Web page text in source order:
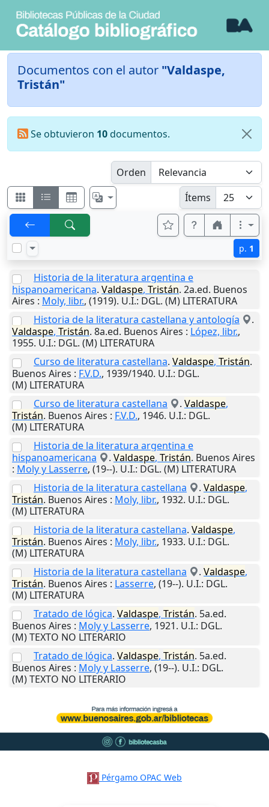
Documentos con el autor "Valdaspe,
Tristán"
Se obtuvieron 10documentos.
Orden
Ítems
p. 1
Historia de la literatura argentina e
hispanoamericana. Valdaspe, Tristán. 2a.ed. Buenos
Aires : Moly, libr., (1919). U.I.: DGL. (M) LITERATURA
Historia de la literatura castellana y antología
.
Valdaspe, Tristán. 8a.ed. Buenos Aires : López, libr.,
1955. U.I.: DGL. (M) LITERATURA
Curso de literatura castellana. Valdaspe, Tristán.
Buenos Aires : F.V.D., 1939/1940. U.I.: DGL.
(M) LITERATURA
Curso de literatura castellana
. Valdaspe,
Tristán. Buenos Aires : F.V.D., 1946. U.I.: DGL.
(M) LITERATURA
Historia de la literatura argentina e
hispanoamericana
. Valdaspe, Tristán. Buenos Aires
: Moly y Lasserre, (19--). U.I.: DGL. (M) LITERATURA
Historia de la literatura castellana
. Valdaspe,
Tristán. Buenos Aires : Moly, libr., 1932. U.I.: DGL.
(M) LITERATURA
Historia de la literatura castellana. Valdaspe,
Tristán. Buenos Aires : Moly, libr., 1933. U.I.: DGL.
(M) LITERATURA
Historia de la literatura castellana
. Valdaspe,
Tristán. Buenos Aires : Lasserre, (19--). U.I.: DGL.
(M) LITERATURA
Tratado de lógica. Valdaspe, Tristán. 5a.ed.
Buenos Aires : Moly y Lasserre, 1921. U.I.: DGL.
(M) TEXTO NO LITERARIO
Tratado de lógica. Valdaspe, Tristán. 5a.ed.
Buenos Aires : Moly y Lasserre, (19--). U.I.: DGL.
(M) TEXTO NO LITERARIO
Pérgamo OPAC Web